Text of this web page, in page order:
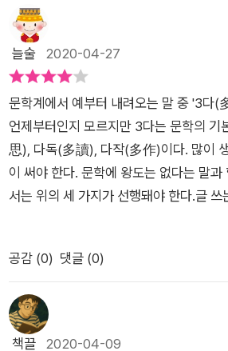
급한다. 그렇다면 죽음은 삶만큼이나 중
개를 ‘절박하게’ 써서 마감한다. 아니, 내
감한다. (p.122) 삶과 세상을 읽다, 박상
백! “언어를 사랑한다는 건, 언어로써 세
심하지만 다정하게 우아하지만 날카롭게
디에라도 쓰고 또 쓴다. 누구의 것도 아
로! 이 책은 수필과 글쓰기, 삶과 세상, 그
기를 담은 박상률의 수필집으로 수십 년
연한 내용과 더불어 지난 몇 년간 신문, 잡
존의 형식에 붙들리지 않고, 자신만의 방
다. 문학은 쓰는 사람에 따라 다 다른 방식
다. 작가는 언제고 어디에서고 어디에라
런데 독자를 따라다니고, 글을 쓰기 위해
떤 시간에만 글을 쓰고, 도구는 어째야 한
쓰는 요령도 터득하게 되고, 글을 안 쓰다
과정을 거쳐야 하기에 쓰고, 또 써야 잘 써
는 오로지 쓰는 사람이고, 평가는 오로지
글들을 우리는 읽고, 또 읽었으면 한다.
읽어지는 것은 없다. 읽고, 또 읽고 , 읽는
글을 읽을 수 있을 것이고 그것이 우리의
리들을 더 성장할 수 있게 만드는 자양분이 될
다는 것은 자신만의 방식으로 언제고, 어
정 써야하고우리들은 살아가면서 간혹
아갈 때가 있는데 잠시나마 이 책의 말의
이다.사람에 대해 누가나 적당한 거리가
무도 그렇고 사람 또한 그러하다.너무 먼
지만 적당한 거리에서 그리움 마음을 가
늘술 2020-04-27
문학계에서 예부터 내려오는 말 중 '3다(
언제부터인지 모르지만 3다는 문학의 기
思), 다독(多讀), 다작(多作)이다. 많이
이 써야 한다. 문학에 왕도는 없다는 말과
서는 위의 세 가지가 선행돼야 한다.글 쓰
쓰는 사람들에게는 여전히 유효하다. 아
잘 쓰는 사람도, 그렇지 못한 사람도 이 과
경험을 토대로 글쓰기를 강조하고 있다.그
이라고 평가돼 지금의 학생들의 교과서에
공감 (0) 댓글 (0)
책끌 2020-04-09